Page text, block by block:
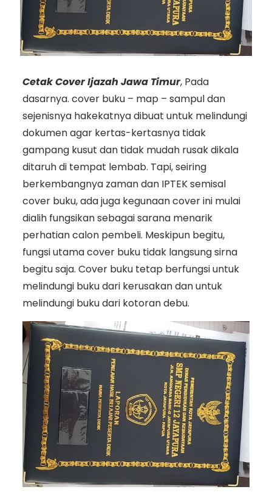
Cetak Cover Ijazah Jawa Timur, Pada
dasarnya. cover buku – map – sampul dan
sejenisnya hakekatnya dibuat untuk melindungi
dokumen agar kertas-kertasnya tidak
gampang kusut dan tidak mudah rusak dikala
ditaruh di tempat lembab. Tapi, seiring
berkembangnya zaman dan IPTEK semisal
cover buku, ada juga kegunaan cover ini mulai
dialih fungsikan sebagai sarana menarik
perhatian calon pembeli. Meskipun begitu,
fungsi utama cover buku tidak langsung sirna
begitu saja. Cover buku tetap berfungsi untuk
melindungi buku dari kerusakan dan untuk
melindungi buku dari kotoran debu.